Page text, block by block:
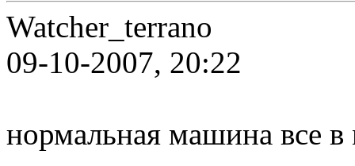
Watcher_terrano
09-10-2007, 20:22
нормальная машина все